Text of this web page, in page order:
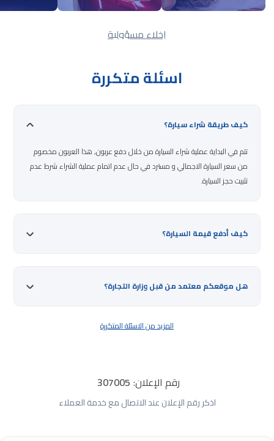
إخلاء مسؤولية
اسئلة متكررة
كيف طريقة شراء سيارة؟
تتم في البداية عملية شراء السيارة من خلال دفع عربون, هذا العربون مخصوم
من سعر السيارة الاجمالي و مسترد في حال عدم اتمام عملية الشراء شرط عدم
تثبيت حجز السيارة.
كيف أدفع قيمة السيارة؟
هل موقعكم معتمد من قبل وزارة التجارة؟
المزيد من الاسئلة المتكررة
رقم الإعلان: 307005
اذكر رقم الإعلان عند الاتصال مع خدمة العملاء